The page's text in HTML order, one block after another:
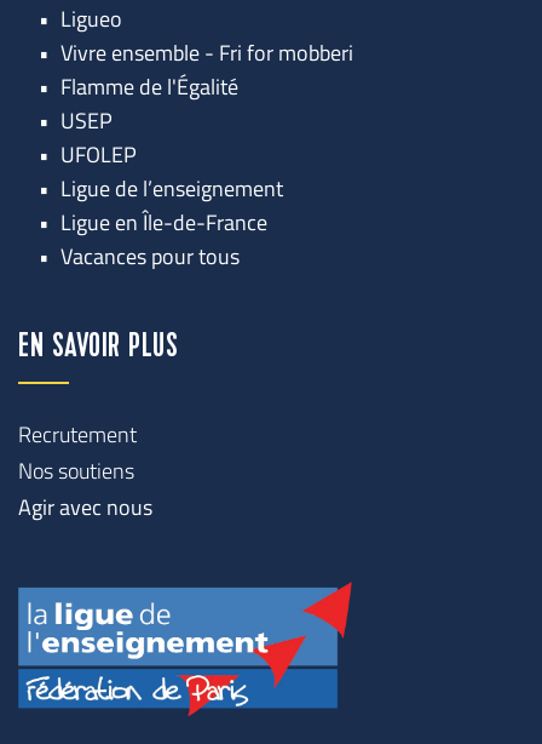
Ligueo
Vivre ensemble - Fri for mobberi
Flamme de l'Égalité
USEP
UFOLEP
Ligue de l’enseignement
Ligue en Île-de-France
Vacances pour tous
EN SAVOIR PLUS
Recrutement
Nos soutiens
Agir avec nous